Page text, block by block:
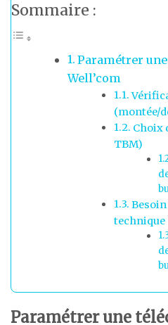
Sommaire :
Paramétrer
Well’com
(montée/
Choix
TBM)
Besoin
technique
Paramétrer une